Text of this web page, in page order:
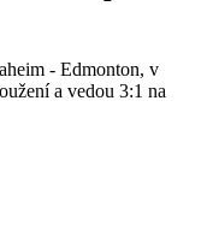
- Edmonton, v
a vedou 3:1 na